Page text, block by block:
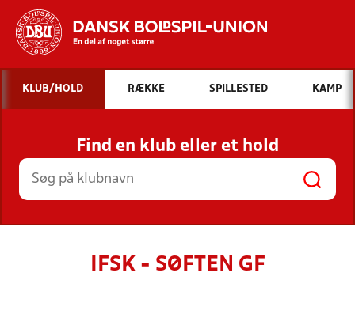
Hvad vil du søge efter?
INDHOLD OG NYHEDER
STILLINGER, RESULTATER, KLUBBER OG
HOLD
KLUB/HOLD RÆKKE SPILLESTED KAMP
Find en klub eller et hold
IFSK - SØFTEN GF